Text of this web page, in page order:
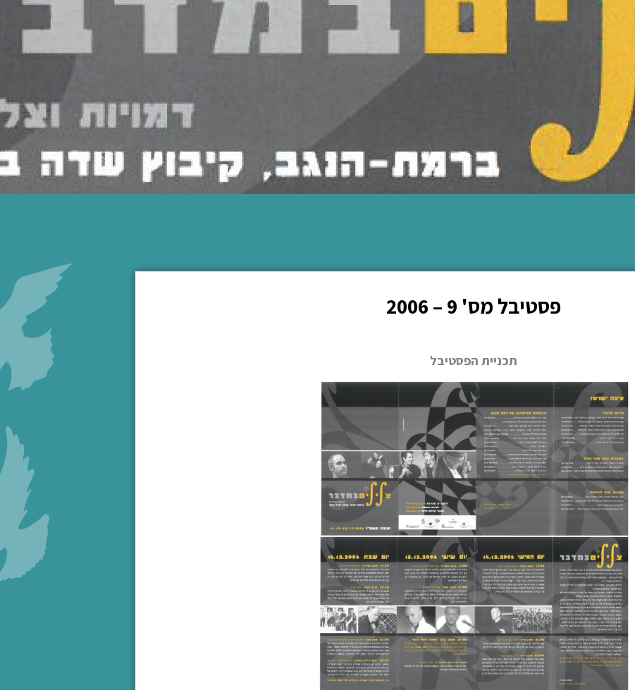
פסטיבל מס' 9 – 2006
תכניית הפסטיבל